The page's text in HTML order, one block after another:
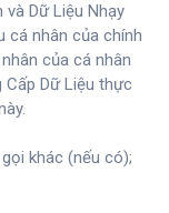
và Dữ Liệu Nhạy
cá nhân của chính
của cá nhân
Cấp Dữ Liệu thực
khác (nếu có);